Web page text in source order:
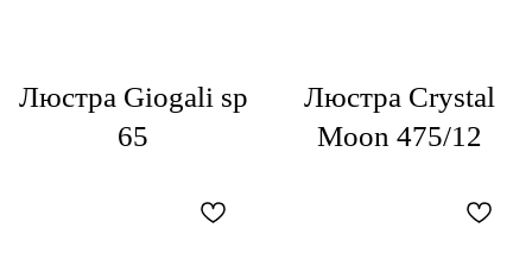
Люстра Giogali sp
65
Люстра Crystal
Moon 475/12